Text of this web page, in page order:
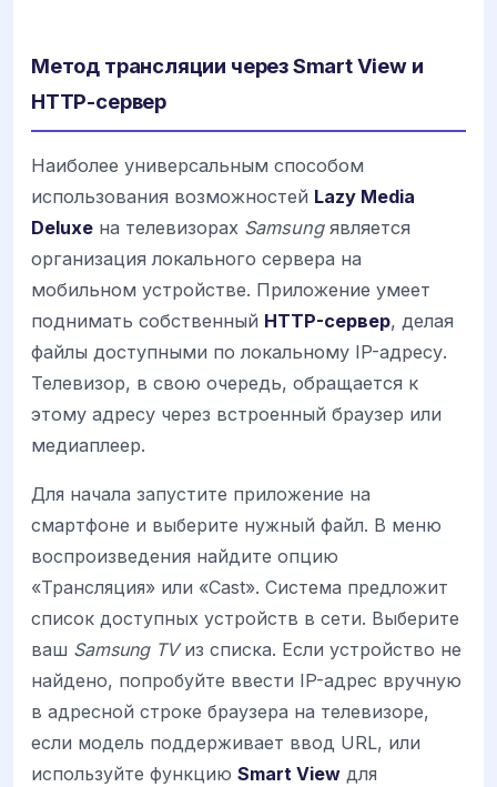
Метод трансляции через Smart View и
HTTP-сервер
Наиболее универсальным способом
использования возможностей Lazy Media
Deluxe на телевизорах Samsungявляется
организация локального сервера на
мобильном устройстве. Приложение умеет
поднимать собственный HTTP-сервер, делая
файлы доступными по локальному IP-адресу.
Телевизор, в свою очередь, обращается к
этому адресу через встроенный браузер или
медиаплеер.
Для начала запустите приложение на
смартфоне и выберите нужный файл. В меню
воспроизведения найдите опцию
«Трансляция» или «Cast». Система предложит
список доступных устройств в сети. Выберите
ваш Samsung TVиз списка. Если устройство не
найдено, попробуйте ввести IP-адрес вручную
в адресной строке браузера на телевизоре,
если модель поддерживает ввод URL, или
используйте функцию Smart View для